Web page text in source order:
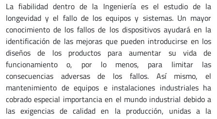
La fiabilidad dentro de la Ingeniería es el estudio de la
longevidad y el fallo de los equipos y sistemas. Un mayor
conocimiento de los fallos de los dispositivos ayudará en la
identificación de las mejoras que pueden introducirse en los
diseños de los productos para aumentar su vida de
funcionamiento o, por lo menos, para limitar las
consecuencias adversas de los fallos. Así mismo, el
mantenimiento de equipos e instalaciones industriales ha
cobrado especial importancia en el mundo industrial debido a
las exigencias de calidad en la producción, unidas a la